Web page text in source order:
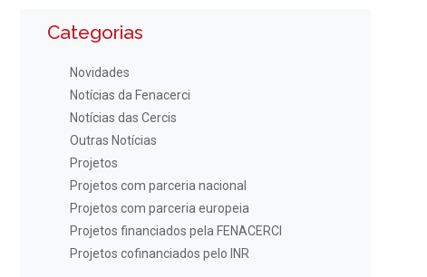
Categorias
Novidades
Notícias da Fenacerci
Notícias das Cercis
Outras Notícias
Projetos
Projetos com parceria nacional
Projetos com parceria europeia
Projetos financiados pela FENACERCI
Projetos cofinanciados pelo INR